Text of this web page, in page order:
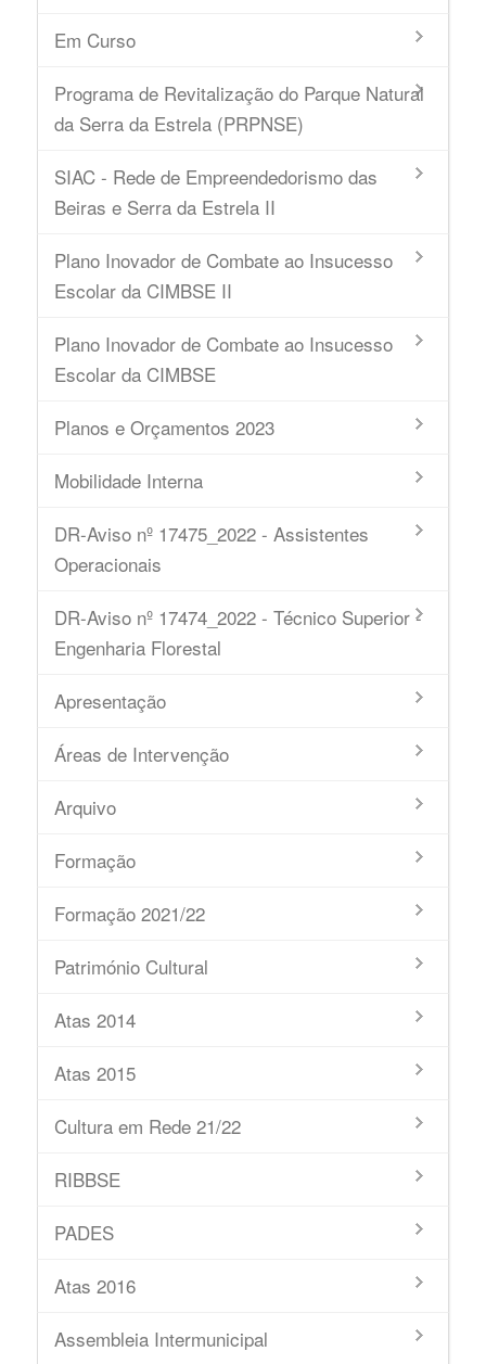
Em Curso
Programa de Revitalização do Parque Natural
da Serra da Estrela (PRPNSE)
SIAC - Rede de Empreendedorismo das
Beiras e Serra da Estrela II
Plano Inovador de Combate ao Insucesso
Escolar da CIMBSE II
Plano Inovador de Combate ao Insucesso
Escolar da CIMBSE
Planos e Orçamentos 2023
Mobilidade Interna
DR-Aviso nº 17475_2022 - Assistentes
Operacionais
DR-Aviso nº 17474_2022 - Técnico Superior -
Engenharia Florestal
Apresentação
Áreas de Intervenção
Arquivo
Formação
Formação 2021/22
Património Cultural
Atas 2014
Atas 2015
Cultura em Rede 21/22
RIBBSE
PADES
Atas 2016
Assembleia Intermunicipal